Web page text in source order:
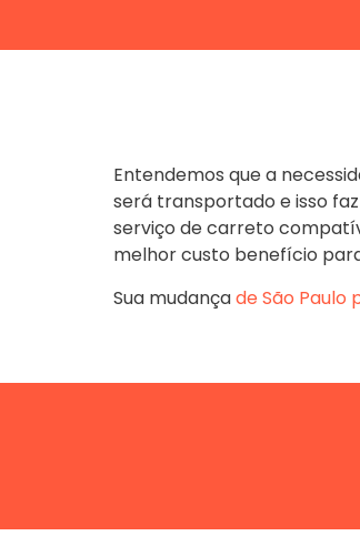
Entendemos que a
será transportado e isso
serviço de carreto
melhor custo benefício
Sua mudançade São Paulo